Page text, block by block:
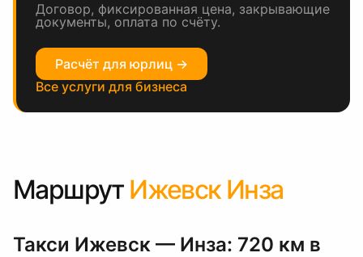
Договор, фиксированная цена, закрывающие
документы, оплата по счёту.
Расчёт для юрлиц →
Все услуги для бизнеса
Маршрут Ижевск Инза
Такси Ижевск — Инза: 720 км в